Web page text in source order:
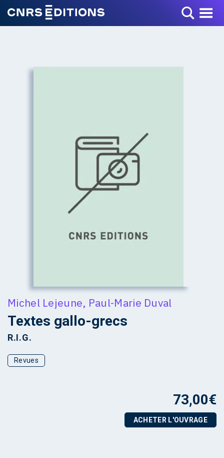
Toggle Menu
Michel Lejeune, Paul-Marie Duval
Textes gallo-grecs
R.I.G.
Revues
73,00€
ACHETER L'OUVRAGE